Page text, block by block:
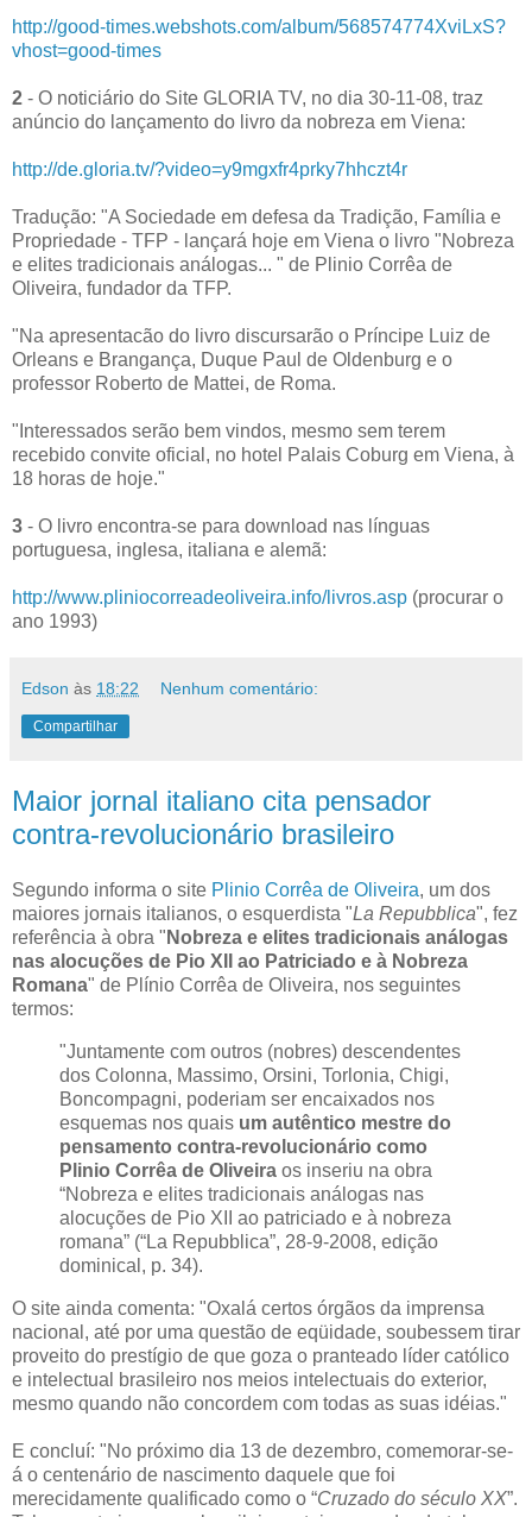
http://good-times.webshots.com/album/568574774XviLxS?
vhost=good-times
2 - O noticiário do Site GLORIA TV, no dia 30-11-08, traz
anúncio do lançamento do livro da nobreza em Viena:
http://de.gloria.tv/?video=y9mgxfr4prky7hhczt4r
Tradução: "A Sociedade em defesa da Tradição, Família e
Propriedade - TFP - lançará hoje em Viena o livro "Nobreza
e elites tradicionais análogas... " de Plinio Corrêa de
Oliveira, fundador da TFP.
"Na apresentacão do livro discursarão o Príncipe Luiz de
Orleans e Brangança, Duque Paul de Oldenburg e o
professor Roberto de Mattei, de Roma.
"Interessados serão bem vindos, mesmo sem terem
recebido convite oficial, no hotel Palais Coburg em Viena, à
18 horas de hoje."
3 - O livro encontra-se para download nas línguas
portuguesa, inglesa, italiana e alemã:
http://www.pliniocorreadeoliveira.info/livros.asp (procurar o
ano 1993)
Edson às 18:22 Nenhum comentário:
Compartilhar
Maior jornal italiano cita pensador
contra-revolucionário brasileiro
Segundo informa o site Plinio Corrêa de Oliveira, um dos
maiores jornais italianos, o esquerdista "La Repubblica", fez
referência à obra " Nobreza e elites tradicionais análogas
nas alocuções de Pio XII ao Patriciado e à Nobreza
Romana" de Plínio Corrêa de Oliveira, nos seguintes
termos:
"Juntamente com outros (nobres) descendentes
dos Colonna, Massimo, Orsini, Torlonia, Chigi,
Boncompagni, poderiam ser encaixados nos
esquemas nos quais um autêntico mestre do
pensamento contra-revolucionário como
Plinio Corrêa de Oliveira os inseriu na obra
“Nobreza e elites tradicionais análogas nas
alocuções de Pio XII ao patriciado e à nobreza
romana” (“La Repubblica”, 28-9-2008, edição
dominical, p. 34).
O site ainda comenta: "Oxalá certos órgãos da imprensa
nacional, até por uma questão de eqüidade, soubessem tirar
proveito do prestígio de que goza o pranteado líder católico
e intelectual brasileiro nos meios intelectuais do exterior,
mesmo quando não concordem com todas as suas idéias."
E concluí: "No próximo dia 13 de dezembro, comemorar-se-
á o centenário de nascimento daquele que foi
merecidamente qualificado como o “Cruzado do século XX”.